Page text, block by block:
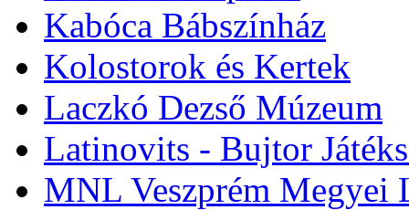
Kabóca Bábszínház
Kolostorok és Kertek
Laczkó Dezső Múzeum
Latinovits - Bujtor
MNL Veszprém Megyei